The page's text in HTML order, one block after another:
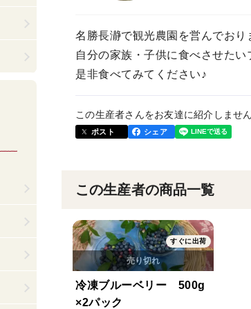
名勝長瀞で観光農園を営んでおり
自分の家族・子供に食べさせた
是非食べてみてください♪
この生産者さんをお友達に紹介しませ
ポスト シェア
この生産者の商品一覧
すぐに出荷
冷凍ブルーベリー 500g
×2パック